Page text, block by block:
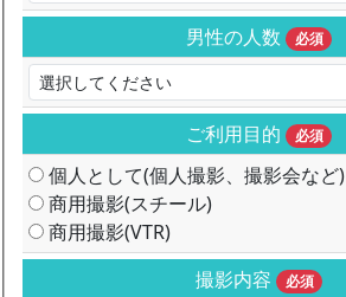
男性の人数 必須
ご利用目的 必須
個人として(個人撮影、撮影会など)
商用撮影(スチール)
商用撮影(VTR)
撮影内容
必須